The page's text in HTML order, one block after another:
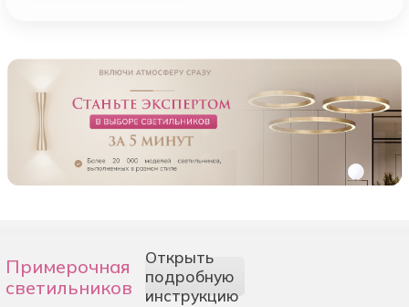
Примерочная
светильников
Открыть
подробную
инструкцию